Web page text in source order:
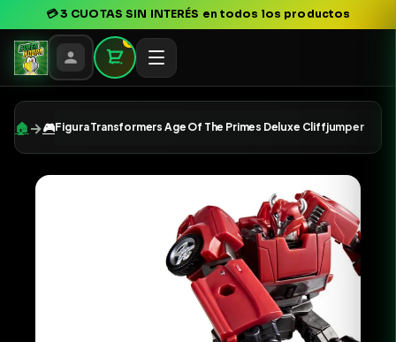
💳3 CUOTAS SIN INTERÉS en todos los productos
0
🏠 →🎮Figura Transformers Age Of The Primes Deluxe Cliffjumper